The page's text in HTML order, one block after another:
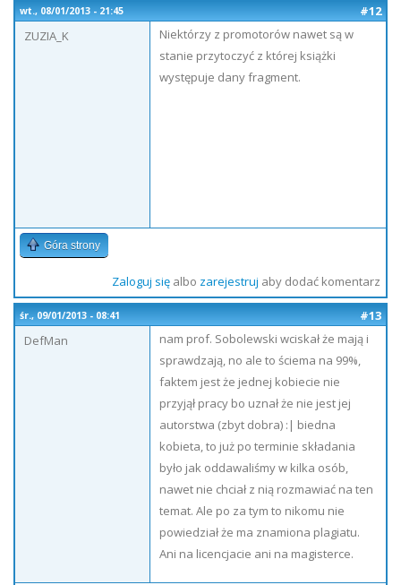
wt., 08/01/2013 - 21:45
#12
ZUZIA_K
Niektórzy z promotorów nawet są w
stanie przytoczyć z której książki
występuje dany fragment.
Góra strony
Zaloguj sięalbo zarejestruj aby dodać komentarz
śr., 09/01/2013 - 08:41
#13
DefMan
nam prof. Sobolewski wciskał że mają i
sprawdzają, no ale to ściema na 99%,
faktem jest że jednej kobiecie nie
przyjął pracy bo uznał że nie jest jej
autorstwa (zbyt dobra) :| biedna
kobieta, to już po terminie składania
było jak oddawaliśmy w kilka osób,
nawet nie chciał z nią rozmawiać na ten
temat. Ale po za tym to nikomu nie
powiedział że ma znamiona plagiatu.
Ani na licencjacie ani na magisterce.